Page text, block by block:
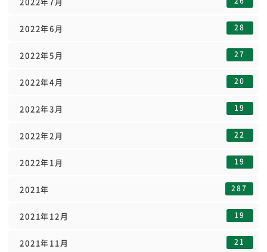
2022年6月 28
2022年5月 27
2022年4月 20
2022年3月 19
2022年2月 22
2022年1月 19
2021年 287
2021年12月 19
2021年11月 21